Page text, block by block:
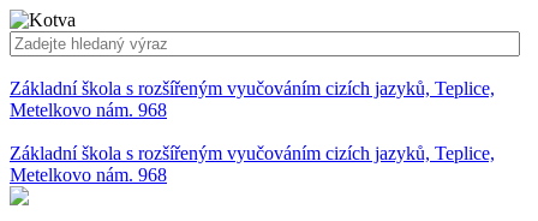
Základní škola s rozšířeným vyučováním cizích jazyků, Teplice,
Metelkovo nám. 968
Základní škola s rozšířeným vyučováním cizích jazyků, Teplice,
Metelkovo nám. 968